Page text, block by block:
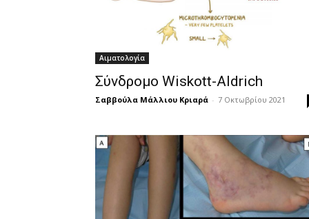
Αιματολογία
Σύνδρομο Wiskott-Aldrich
Σαββούλα Μάλλιου Κριαρά - 7 Οκτωβρίου 2021